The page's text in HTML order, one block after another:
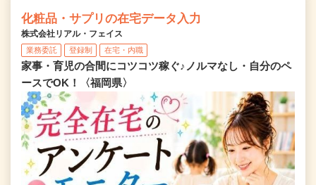
化粧品・サプリの在宅データ入力
株式会社リアル・フェイス
業務委託 登録制 在宅・内職
家事・育児の合間にコツコツ稼ぐ♪ノルマなし・自分のペ
ースでOK！〈福岡県〉